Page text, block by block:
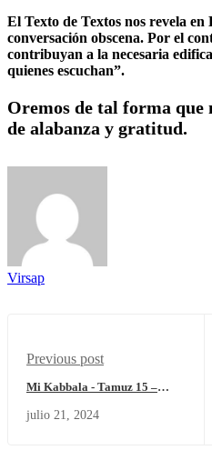
El Texto de Textos nos revela en
conversación obscena. Por el
contribuyan a la necesaria
quienes escuchan”.
Oremos de tal forma que
de alabanza y gratitud.
Virsap
Previous post
Mi Kabbala - Tamuz 15 –
julio 21, 2024